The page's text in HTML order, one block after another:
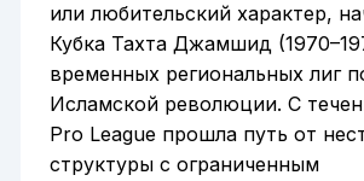
или любительский характер,
Кубка Тахта Джамшид
временных региональных лиг
Исламской революции. С
Pro League прошла путь от
структуры с ограниченным